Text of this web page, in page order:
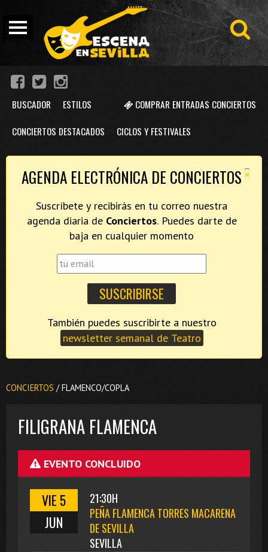
COMPRAR ENTRADAS CONCIERTOS
BUSCADOR ESTILOS
CONCIERTOS DESTACADOS CICLOS Y FESTIVALES
×
AGENDA ELECTRÓNICA DE CONCIERTOS
Suscríbete y recibirás en tu correo nuestra
agenda diaria de Conciertos. Puedes darte de
baja en cualquier momento
newsletter semanal de Teatro
CONCIERTOS / FLAMENCO/COPLA
FILIGRANA FLAMENCA
EVENTO CONCLUIDO
VIE 5
JUN
21:30H
PEÑA FLAMENCA TORRES MACARENA
DE SEVILLA
SEVILLA